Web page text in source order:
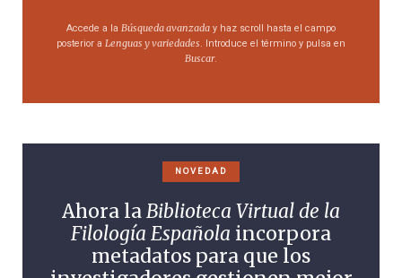
Accede a la Búsqueda avanzada y haz scroll hasta el campo
posterior a Lenguas y variedades . Introduce el término y pulsa en
Buscar.
NOVEDAD
Ahora laBiblioteca Virtual de la
Filología Española incorpora
metadatos para que los